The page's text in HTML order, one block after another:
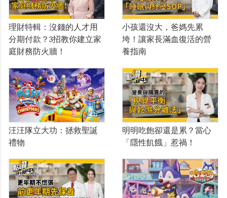
理財特輯：沒錢的人才用
分期付款？3招教你建立家
庭財務防火牆！
小孩還沒大，爸媽先累
垮！讓家長滿血復活的營
養指南
汪汪隊立大功：拯救聖誕
禮物
明明吃飽卻還是累？當心
「隱性飢餓」惹禍！